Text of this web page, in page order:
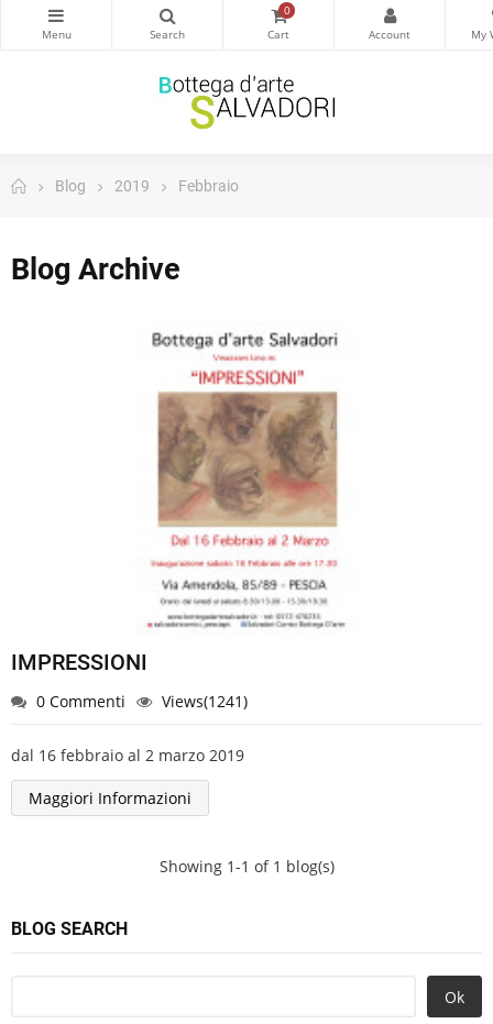
0
Blog 2019 Febbraio
Blog Archive
IMPRESSIONI
0 Commenti Views(1241)
dal 16 febbraio al 2 marzo 2019
Maggiori Informazioni
Showing 1-1 of 1 blog(s)
BLOG SEARCH
Ok